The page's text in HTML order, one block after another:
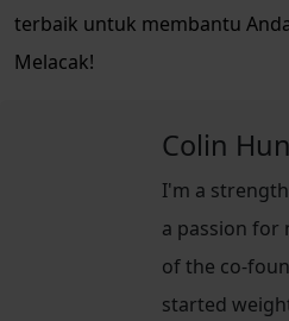
terbaik untuk membantu
Melacak!
Colin
I'm a
a passion for
of the co-
started